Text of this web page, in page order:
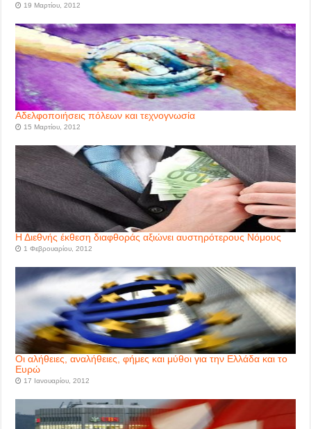
19 Μαρτίου, 2012
Αδελφοποιήσεις πόλεων και τεχνογνωσία
15 Μαρτίου, 2012
Η Διεθνής έκθεση διαφθοράς αξιώνει αυστηρότερους Νόμους
1 Φεβρουαρίου, 2012
Οι αλήθειες, αναλήθειες, φήμες και μύθοι για την Ελλάδα και το
Ευρώ
17 Ιανουαρίου, 2012